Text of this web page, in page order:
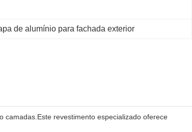
de alumínio para fachada exterior
revestimento especializado oferece